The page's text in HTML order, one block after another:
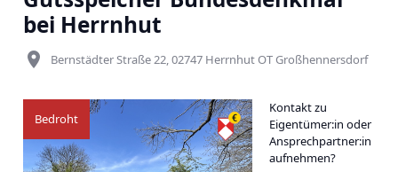
bei Herrnhut
place Bernstädter Straße 22, 02747 Herrnhut OT Großhennersdorf
Bedroht
Kontakt zu
Eigentümer:in oder
Ansprechpartner:in
aufnehmen?